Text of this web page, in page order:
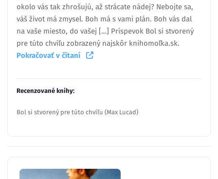
okolo vás tak zhrošujú, až strácate nádej? Nebojte sa,
váš život má zmysel. Boh má s vami plán. Boh vás dal
na vaše miesto, do vašej […] Príspevok Bol si stvorený
pre túto chvíľu zobrazený najskôr knihomoľka.sk.
Pokračovať v čítaní
Recenzované knihy:
Bol si stvorený pre túto chvíľu (Max Lucad)